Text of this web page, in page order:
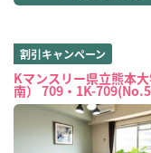
割引キャンペーン
Kマンスリー県立熊本
南） 709・1K-